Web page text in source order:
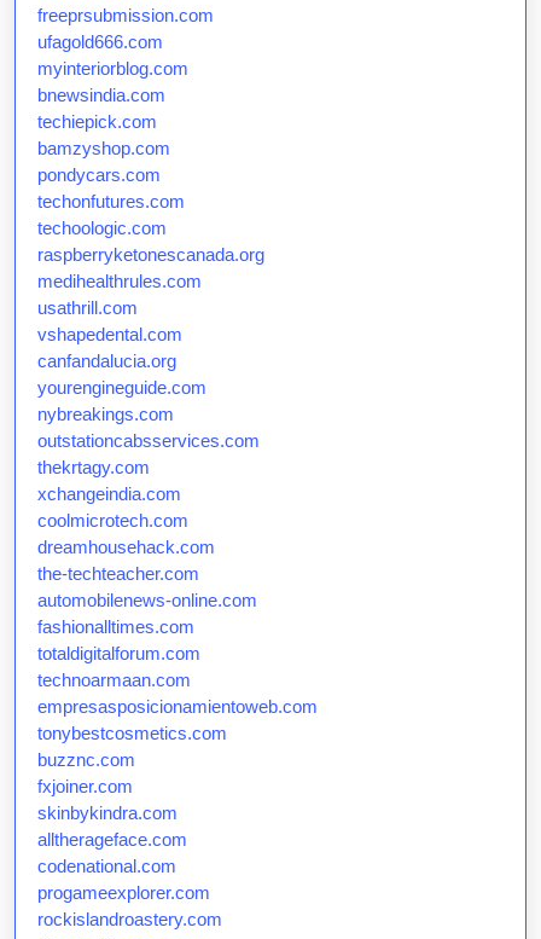
freeprsubmission.com
ufagold666.com
myinteriorblog.com
bnewsindia.com
techiepick.com
bamzyshop.com
pondycars.com
techonfutures.com
techoologic.com
raspberryketonescanada.org
medihealthrules.com
usathrill.com
vshapedental.com
canfandalucia.org
yourengineguide.com
nybreakings.com
outstationcabsservices.com
thekrtagy.com
xchangeindia.com
coolmicrotech.com
dreamhousehack.com
the-techteacher.com
automobilenews-online.com
fashionalltimes.com
totaldigitalforum.com
technoarmaan.com
empresasposicionamientoweb.com
tonybestcosmetics.com
buzznc.com
fxjoiner.com
skinbykindra.com
alltherageface.com
codenational.com
progameexplorer.com
rockislandroastery.com